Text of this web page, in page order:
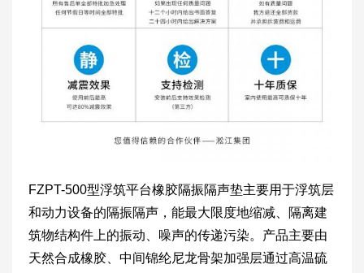
FZPT-500型浮筑平台橡胶隔振隔声垫主要用于浮筑层
和动力设备的隔振隔声，能最大限度地缩减、隔离建
筑物结构件上的振动、噪声的传递污染。产品主要由
天然合成橡胶、中间锦纶尼龙骨架加强层通过高温硫